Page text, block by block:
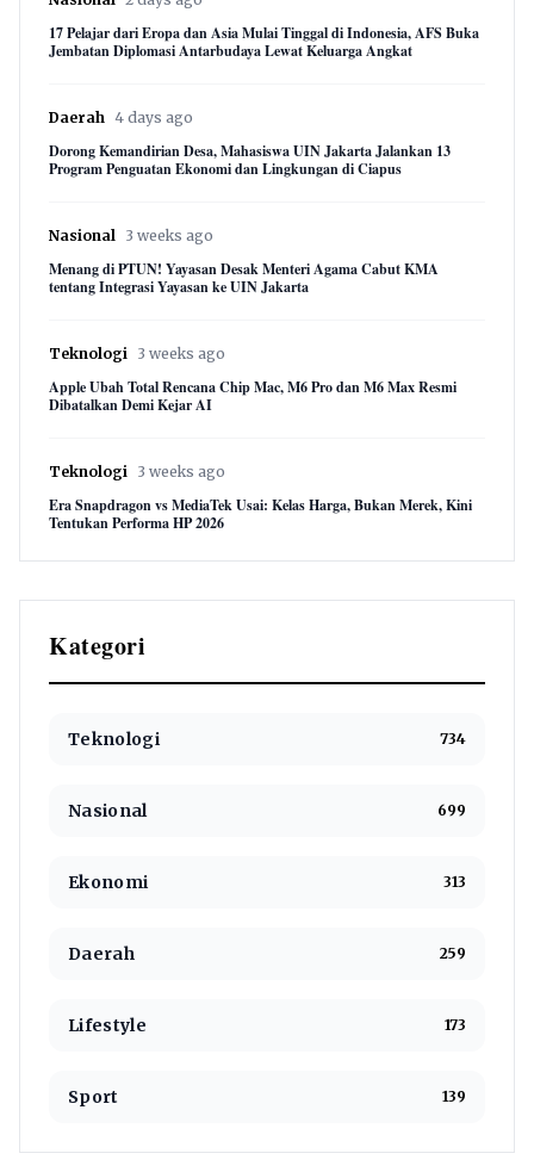
17 Pelajar dari Eropa dan Asia Mulai Tinggal di Indonesia, AFS Buka
Jembatan Diplomasi Antarbudaya Lewat Keluarga Angkat
Daerah 4 days ago
Dorong Kemandirian Desa, Mahasiswa UIN Jakarta Jalankan 13
Program Penguatan Ekonomi dan Lingkungan di Ciapus
Nasional 3 weeks ago
Menang di PTUN! Yayasan Desak Menteri Agama Cabut KMA
tentang Integrasi Yayasan ke UIN Jakarta
Teknologi 3 weeks ago
Apple Ubah Total Rencana Chip Mac, M6 Pro dan M6 Max Resmi
Dibatalkan Demi Kejar AI
Teknologi 3 weeks ago
Era Snapdragon vs MediaTek Usai: Kelas Harga, Bukan Merek, Kini
Tentukan Performa HP 2026
Kategori
Teknologi 734
Nasional 699
Ekonomi 313
Daerah 259
Lifestyle 173
Sport 139